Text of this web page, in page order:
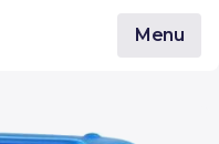
Menu